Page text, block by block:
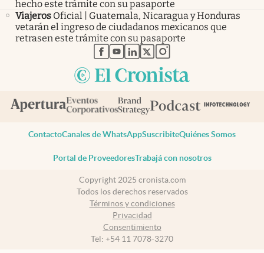
hecho este trámite con su pasaporte
Viajeros Oficial | Guatemala, Nicaragua y Honduras
vetarán el ingreso de ciudadanos mexicanos que
retrasen este trámite con su pasaporte
abre en nueva pestaña
abre en nueva pestaña
abre en nueva pestaña
abre en nueva pestaña
abre en nueva pestaña
ContactoCanales de WhatsAppSuscribiteQuiénes Somos
Portal de ProveedoresTrabajá con nosotros
Copyright 2025 cronista.com
Todos los derechos reservados
Términos y condiciones
Privacidad
Consentimiento
Tel: +54 11 7078-3270